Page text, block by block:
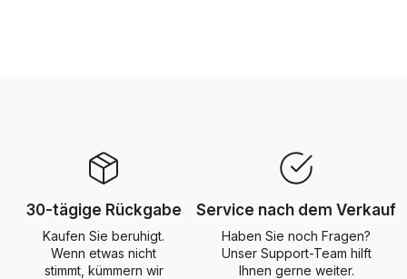
30-tägige Rückgabe
Kaufen Sie beruhigt.
Wenn etwas nicht
stimmt, kümmern wir
Service nach dem Verkauf
Haben Sie noch Fragen?
Unser Support-Team hilft
Ihnen gerne weiter.